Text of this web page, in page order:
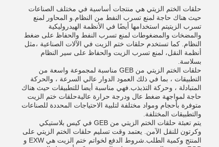
حلقات الختم الزيتي هي منتجات أساسية في مختلف الصناعات
حيث هناك حاجة لمنع تسرب النفط من النظام.و المحاور لمنع
تسرب الزيتيتم استخدامها أيضًا في الأنظمة الهيدروليكية
والمضخات والمضغوطات لمنع تسرب النفط والحفاظ على ضغط
النظام. كما تستخدم حلقات ختم الزيت في الآلات الصناعية ،مثل
أنظمة النقل، لمنع تسرب الزيت والحفاظ على سير النظام
بسلاسة.
حلقات الختم الزيتي من GEB مناسبة لمجموعة واسعة من
التطبيقات ، بما في ذلك العمود الدوار عالي السرعة ، والحركة
المتبادلة ، وحركة التذبذب.فهي مناسبة أيضا للتطبيقات حيث هناك
حاجة لمواجهة ضغط عال ودرجة حرارة عاليةحلقات ختم الزيت
متوفرة بأحجام ومواد مختلفة لتلبية الاحتياجات المحددة للصناعات
والتطبيقات المختلفة.
يتم تعبئة حلقات الختم الزيتي من GEB في كيس بلاستيكي
وكرتون للنقل الآمن. يعتمد وقت تسليم حلقات الختم الزيتي على
المنتج وكمية الطلب.شروط الدفع لخواتم ختم الزيت هي EXW و